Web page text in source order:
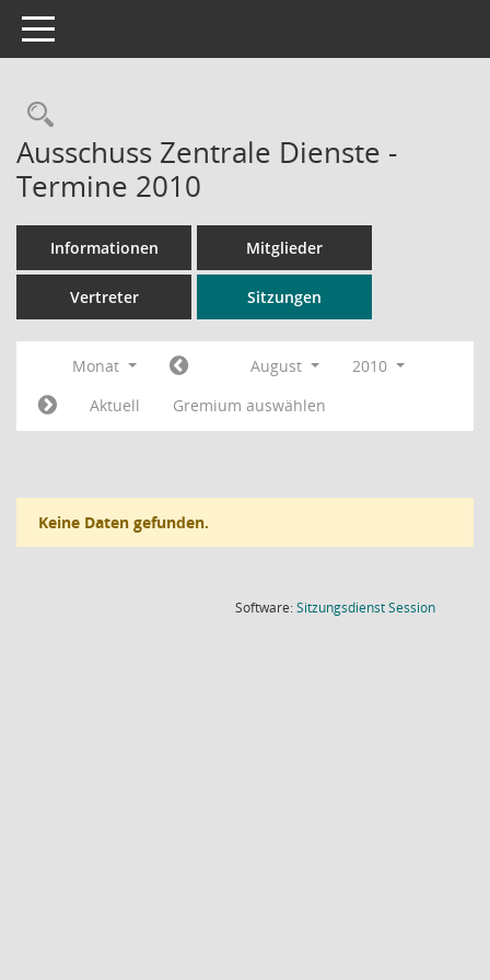
Toggle navigation
Rechercheauswahl
Ausschuss Zentrale Dienste -
Termine 2010
Informationen Mitglieder
Vertreter Sitzungen
Monat August
2010
Aktuell
Gremium auswählen
Keine Daten gefunden.
Software:SitzungsdienstSession(Wird in